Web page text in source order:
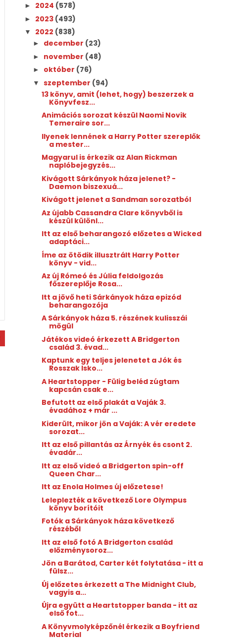
► 2024 (578)
► 2023 (493)
▼ 2022 (838)
► december (23)
► november (48)
► október (76)
▼szeptember (94)
13 könyv, amit (lehet, hogy) beszerzek a
Könyvfesz...
Animációs sorozat készül Naomi Novik
Temeraire sor...
Ilyenek lennének a Harry Potter szereplők
a mester...
Magyarul is érkezik az Alan Rickman
naplóbejegyzés...
Kivágott Sárkányok háza jelenet? -
Daemon biszexuá...
Kivágott jelenet a Sandman sorozatból
Az újabb Cassandra Clare könyvből is
készül különl...
Itt az első beharangozó előzetes a Wicked
adaptáci...
Íme az ötödik illusztrált Harry Potter
könyv - vid...
Az új Rómeó és Júlia feldolgozás
főszereplője Rosa...
Itt a jövő heti Sárkányok háza epizód
beharangozója
A Sárkányok háza 5. részének kulisszái
mögül
Játékos videó érkezett A Bridgerton
család 3. évad...
Kaptunk egy teljes jelenetet a Jók és
Rosszak Isko...
A Heartstopper - Fülig beléd zúgtam
kapcsán csak e...
Befutott az első plakát a Vaják 3.
évadához + már ...
Kiderült, mikor jön a Vaják: A vér eredete
sorozat...
Itt az első pillantás az Árnyék és csont 2.
évadár...
Itt az első videó a Bridgerton spin-off
Queen Char...
Itt az Enola Holmes új előzetese!
Leleplezték a következő Lore Olympus
könyv borítóit
Fotók a Sárkányok háza következő
részéből
Itt az első fotó A Bridgerton család
előzménysoroz...
Jön a Barátod, Carter két folytatása - itt a
fülsz...
Új előzetes érkezett a The Midnight Club,
vagyis a...
Újra együtt a Heartstopper banda - itt az
első fot...
A Könyvmolyképzőnél érkezik a Boyfriend
Material